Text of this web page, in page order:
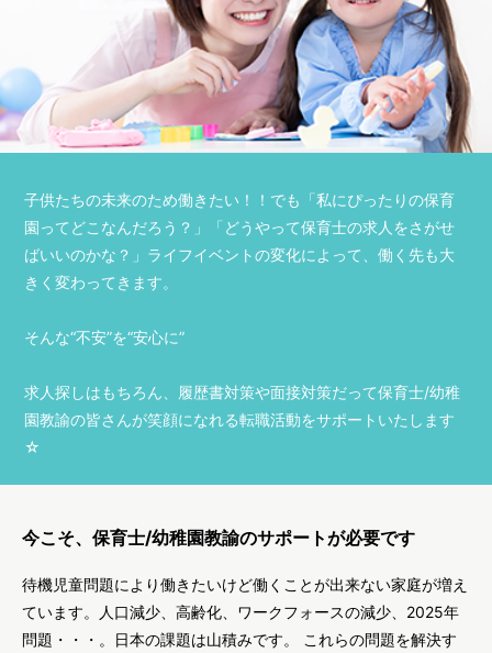
子供たちの未来のため働きたい！！でも「私にぴったりの保育
園ってどこなんだろう？」「どうやって保育士の求人をさがせ
ばいいのかな？」ライフイベントの変化によって、働く先も大
きく変わってきます。
そんな“不安”を“安心に”
求人探しはもちろん、履歴書対策や面接対策だって保育士/幼稚
園教諭の皆さんが笑顔になれる転職活動をサポートいたします
☆
今こそ、保育士/幼稚園教諭のサポートが必要です
待機児童問題により働きたいけど働くことが出来ない家庭が増え
ています。人口減少、高齢化、ワークフォースの減少、2025年
問題・・・。日本の課題は山積みです。 これらの問題を解決す